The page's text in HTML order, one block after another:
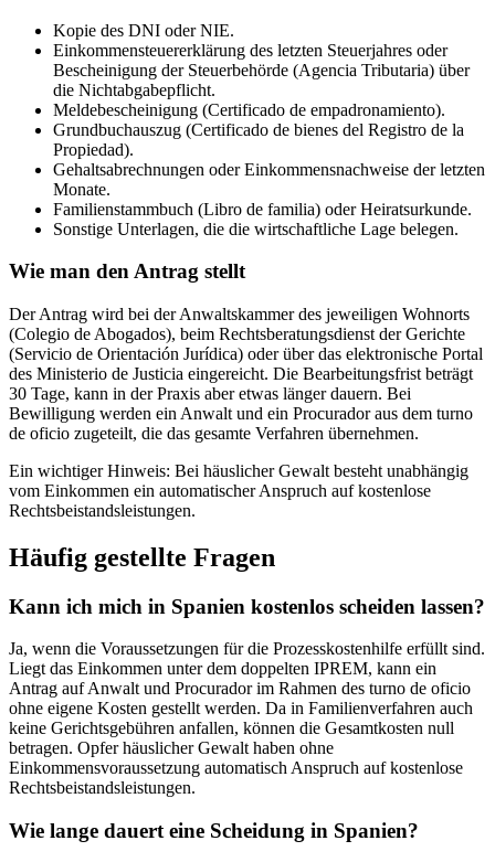
Kopie des DNI oder NIE.
Einkommensteuererklärung des letzten Steuerjahres oder
Bescheinigung der Steuerbehörde (Agencia Tributaria) über
die Nichtabgabepflicht.
Meldebescheinigung (Certificado de empadronamiento).
Grundbuchauszug (Certificado de bienes del Registro de la
Propiedad).
Gehaltsabrechnungen oder Einkommensnachweise der letzten
Monate.
Familienstammbuch (Libro de familia) oder Heiratsurkunde.
Sonstige Unterlagen, die die wirtschaftliche Lage belegen.
Wie man den Antrag stellt
Der Antrag wird bei der Anwaltskammer des jeweiligen Wohnorts
(Colegio de Abogados), beim Rechtsberatungsdienst der Gerichte
(Servicio de Orientación Jurídica) oder über das elektronische Portal
des Ministerio de Justicia eingereicht. Die Bearbeitungsfrist beträgt
30 Tage, kann in der Praxis aber etwas länger dauern. Bei
Bewilligung werden ein Anwalt und ein Procurador aus dem turno
de oficio zugeteilt, die das gesamte Verfahren übernehmen.
Ein wichtiger Hinweis: Bei häuslicher Gewalt besteht unabhängig
vom Einkommen ein automatischer Anspruch auf kostenlose
Rechtsbeistandsleistungen.
Häufig gestellte Fragen
Kann ich mich in Spanien kostenlos scheiden lassen?
Ja, wenn die Voraussetzungen für die Prozesskostenhilfe erfüllt sind.
Liegt das Einkommen unter dem doppelten IPREM, kann ein
Antrag auf Anwalt und Procurador im Rahmen des turno de oficio
ohne eigene Kosten gestellt werden. Da in Familienverfahren auch
keine Gerichtsgebühren anfallen, können die Gesamtkosten null
betragen. Opfer häuslicher Gewalt haben ohne
Einkommensvoraussetzung automatisch Anspruch auf kostenlose
Rechtsbeistandsleistungen.
Wie lange dauert eine Scheidung in Spanien?